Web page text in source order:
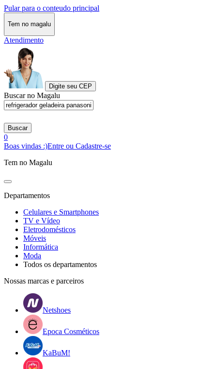
Pular para o conteudo principal
Tem no magalu
Atendimento
Digite seu CEP
Buscar no Magalu
Buscar
0
Boas vindas :)Entre ou Cadastre-se
Tem no Magalu
Departamentos
Celulares e Smartphones
TV e Vídeo
Eletrodomésticos
Móveis
Informática
Moda
Todos os departamentos
Nossas marcas e parceiros
Netshoes
Epoca Cosméticos
KaBuM!